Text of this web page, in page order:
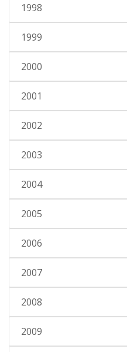
1998
1999
2000
2001
2002
2003
2004
2005
2006
2007
2008
2009